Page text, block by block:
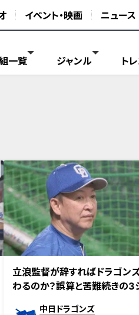
イベント・映画 ニュース
一覧 ジャンル ト
立浪監督が辞すればドラゴン
わるのか？誤算と苦難続きの3
中日ドラゴンズ